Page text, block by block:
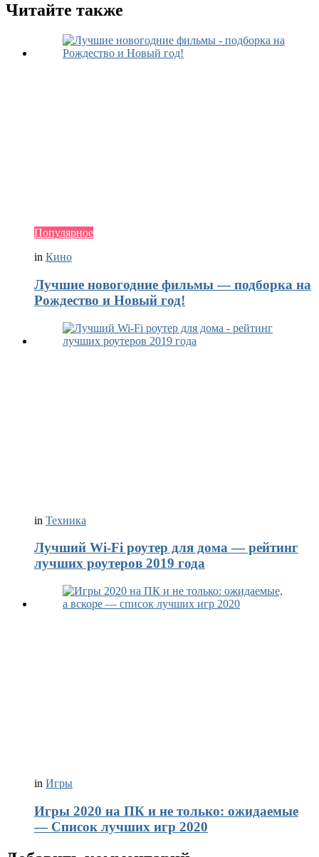
Читайте также
Популярное
in Кино
Лучшие новогодние фильмы — подборка на
Рождество и Новый год!
in Техника
Лучший Wi-Fi роутер для дома — рейтинг
лучших роутеров 2019 года
in Игры
Игры 2020 на ПК и не только: ожидаемые
— Список лучших игр 2020